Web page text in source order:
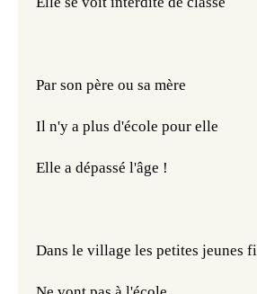
Par son père ou sa mère
Il n'y a plus d'école pour elle
Elle a dépassé l'âge !
Dans le village les petites jeunes